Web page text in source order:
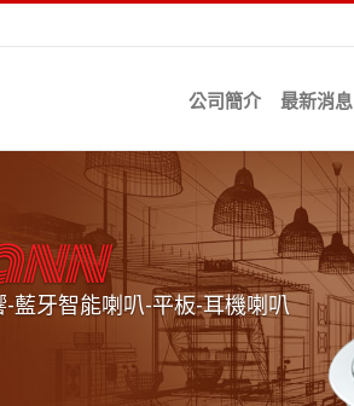
公司簡介 最新消息
-藍牙智能喇叭-平板-耳機喇叭